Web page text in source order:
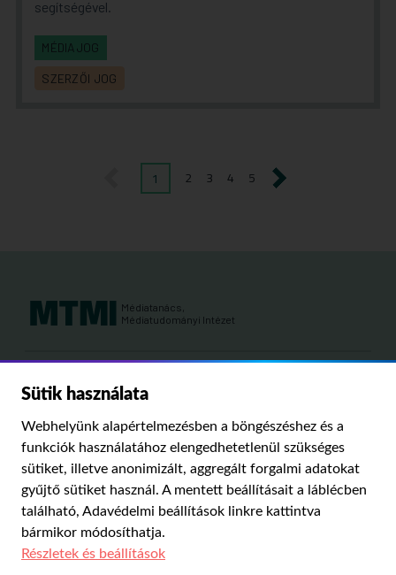
segítségével.
MÉDIAJOG
SZERZŐI JOG
1 2 3 4 5 következő
Sütik használata
Webhelyünk alapértelmezésben a böngészéshez és a
funkciók használatához elengedhetetlenül szükséges
sütiket, illetve anonimizált, aggregált forgalmi adatokat
gyűjtő sütiket használ. A mentett beállításait a láblécben
található, Adavédelmi beállítások linkre kattintva
bármikor módosíthatja.
Részletek és beállítások
Médiatanács,
Médiatudományi Intézet
Kutatási területeink:
MÉDIA ÉS TÁRSADALOM
PUBLIKÁCIÓINKRÓLUNKIMPRESSZUMSZERZŐI JOGOK
ADATVÉDELMI BEÁLLÍTÁSOK